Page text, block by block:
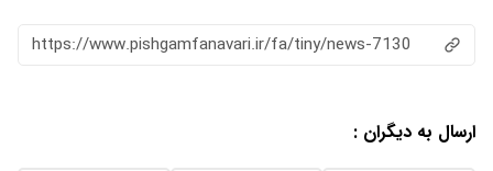
https://www.pishgamfanavari.ir/fa/tiny/news-7130
ارسال به دیگران :